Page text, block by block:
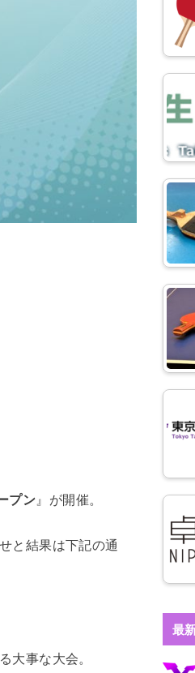
プン 』が開催。
と結果は下記の通
大事な大会。
最